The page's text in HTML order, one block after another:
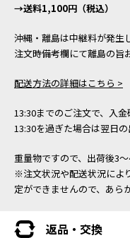
→送料1,100円（税込）
沖縄・離島は中継料が発生
注文時備考欄にて離島の旨
配送方法の詳細はこちら >
13:30までのご注文で、入
13:30を過ぎた場合は翌日
重量物ですので、出荷後3
※注文状況や配送状況によ
定ができませんので、あら
返品・交換